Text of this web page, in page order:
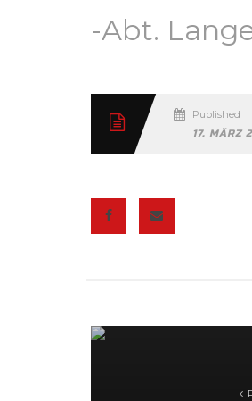
-Abt.
Published
17. MÄRZ